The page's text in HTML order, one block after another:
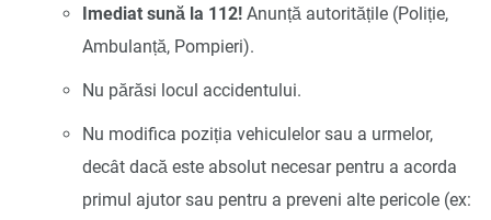
Imediat sună la 112! Anunță autoritățile (Poliție,
Ambulanță, Pompieri).
Nu părăsi locul accidentului.
Nu modifica poziția vehiculelor sau a urmelor,
decât dacă este absolut necesar pentru a acorda
primul ajutor sau pentru a preveni alte pericole (ex: